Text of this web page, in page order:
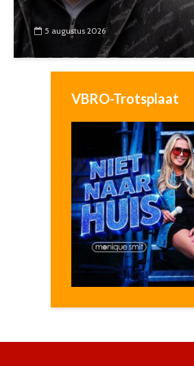
5 augustus 2026
VBRO-Trotsplaat